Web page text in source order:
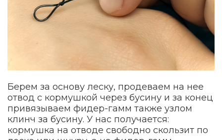
Берем за основу леску, продеваем на нее
отвод с кормушкой через бусину и за конец
привязываем фидер-гамм также узлом
клинч за бусину. У нас получается:
кормушка на отводе свободно скользит по